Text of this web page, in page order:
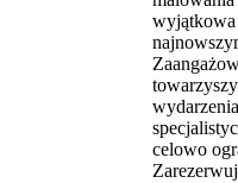
wyjątkowa
celowo